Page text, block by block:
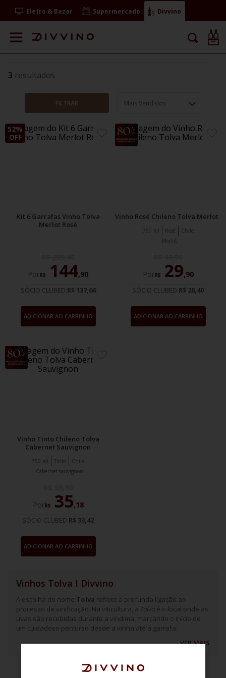
Eletro & Bazar Supermercado Divvino
3
FILTRAR Mais Vendidos
52%
OFF
ADICIONE
FAVORITOS
Kit 6 Garrafas Vinho Tolva
Merlot Rosé
PorR$ 144,90
SÓCIO CLUBED:R$ 137,66
ADICIONAR AO CARRINHO
40%
OFF
Vinho Rosé Chileno Tolva Merlot
Rosé Chile
750 ml
Merlot
PorR$ 29,90
SÓCIO CLUBED:R$ 28,40
ADICIONAR AO CARRINHO
41%
OFF
Vinho Tinto Chileno Tolva
Cabernet Sauvignon
Tinto Chile
750 ml
Cabernet sauvignon
PorR$ 35,18
SÓCIO CLUBED:R$ 33,42
ADICIONAR AO CARRINHO
Vinhos Tolva I Divvino
A escolha do nome Tolva reflete a profunda ligação ao
processo de vinificação. Na viticultura, a Tolva é o local onde as
uvas são recebidas durante a vindima, marcando o início de
um cuidadoso percurso desde a vinha até à garrafa.
VER MAIS